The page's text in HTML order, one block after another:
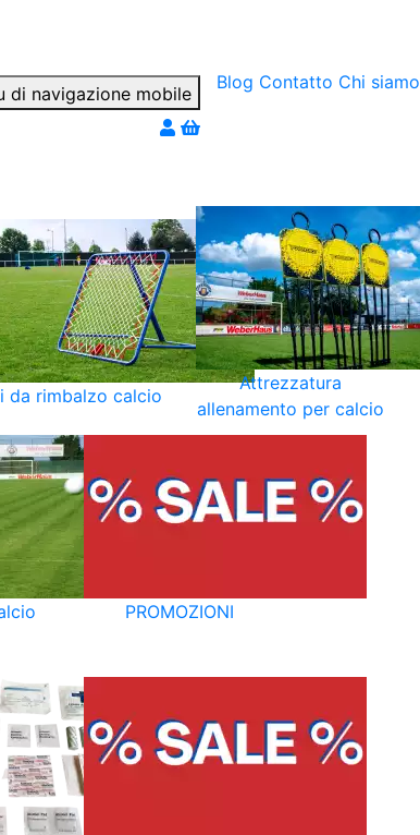
Blog Contatto Chi siamo
da rimbalzo calcio
Attrezzatura
allenamento per calcio
PROMOZIONI